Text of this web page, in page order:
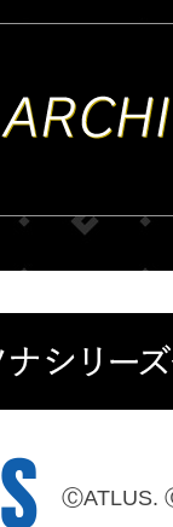
ⒸATLUS.